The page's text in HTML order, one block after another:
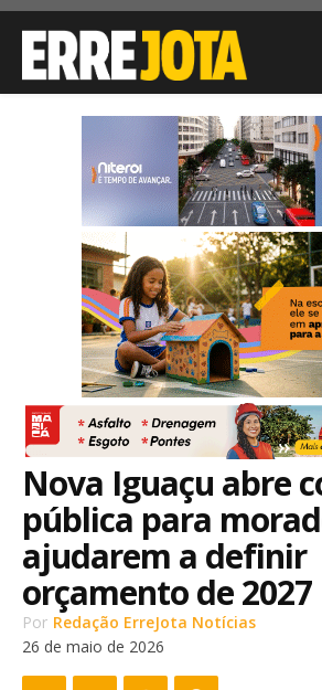
Nova Iguaçu abre
pública para
ajudarem a definir
orçamento de 2027
Por Redação ErreJota Notícias
26 de maio de 2026